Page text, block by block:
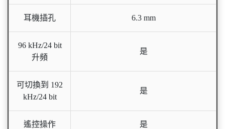
耳機插孔 6.3 mm
96 kHz/24 bit
升頻
是
可切換到 192
kHz/24 bit
是
遙控操作 是